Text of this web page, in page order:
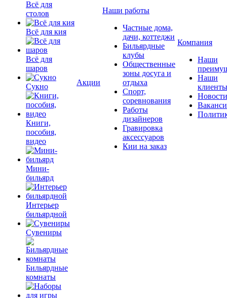
Всё для
столов
Всё для кия
Всё для
шаров
Сукно
Книги,
пособия,
видео
Мини-
бильярд
Интерьер
бильярдной
Сувениры
Бильярдные
комнаты
Акции
Наши работы
Частные дома,
дачи, коттеджи
Бильярдные
клубы
Общественные
зоны досуга и
отдыха
Спорт,
соревнования
Работы
дизайнеров
Гравировка
аксессуаров
Кии на заказ
Компания
Наши
Наши
клиенты
Новости